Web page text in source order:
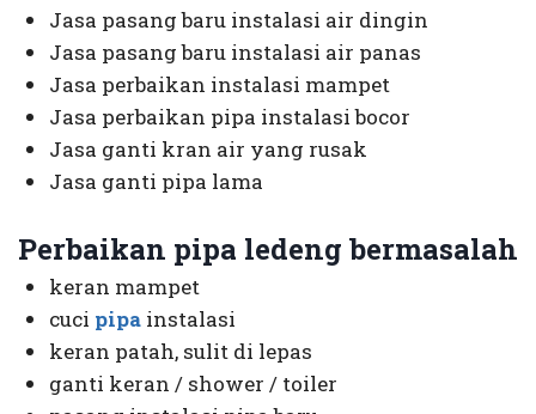
Jasa pasang baru instalasi air dingin
Jasa pasang baru instalasi air panas
Jasa perbaikan instalasi mampet
Jasa perbaikan pipa instalasi bocor
Jasa ganti kran air yang rusak
Jasa ganti pipa lama
Perbaikan pipa ledeng bermasalah
keran mampet
cuci pipainstalasi
keran patah, sulit di lepas
ganti keran / shower / toiler